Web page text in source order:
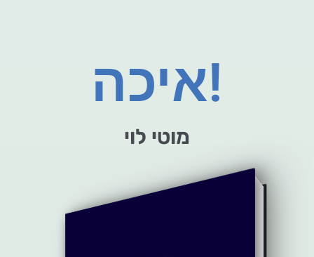
איכה!
מוטי לוי